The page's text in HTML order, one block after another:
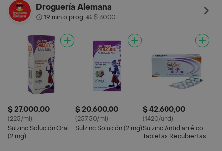
Droguería Alemana
19 min o prog.• $ 3000
$ 27.000,00
(225/ml)
Sulzinc Solución Oral
(2 mg)
$ 20.600,00
(257.50/ml)
Sulzinc Solución (2 mg)
$ 42.600,00
(1420/und)
Sulzinc Antidiarréico
Tabletas Recubiertas